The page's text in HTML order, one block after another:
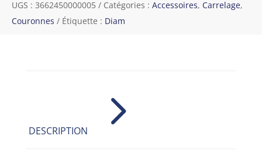
UGS : 3662450000005 Catégories : Accessoires, Carrelage,
Couronnes
Étiquette : Diam
DESCRIPTION 5